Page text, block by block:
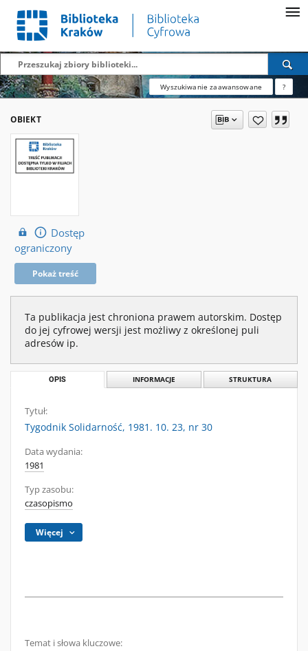
Wyszukiwanie zaawansowane ?
OBIEKT
Dostęp
ograniczony
Pokaż treść
Ta publikacja jest chroniona prawem autorskim. Dostęp
do jej cyfrowej wersji jest możliwy z określonej puli
adresów ip.
OPIS INFORMACJE STRUKTURA
Tytuł:
Tygodnik Solidarność, 1981. 10. 23, nr 30
Data wydania:
1981
Typ zasobu:
czasopismo
Więcej
Temat i słowa kluczowe: